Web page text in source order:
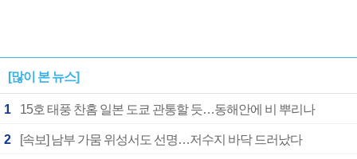
[많이 본 뉴스]
1 15호 태풍 찬홈 일본 도쿄 관통할 듯…동해안에 비 뿌리나
2 [속보] 남부 가뭄 위성서도 선명…저수지 바닥 드러났다